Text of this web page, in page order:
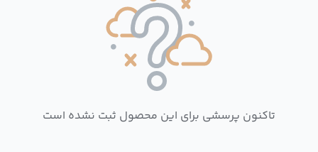
تاکنون پرسشی برای این محصول ثبت نشده است